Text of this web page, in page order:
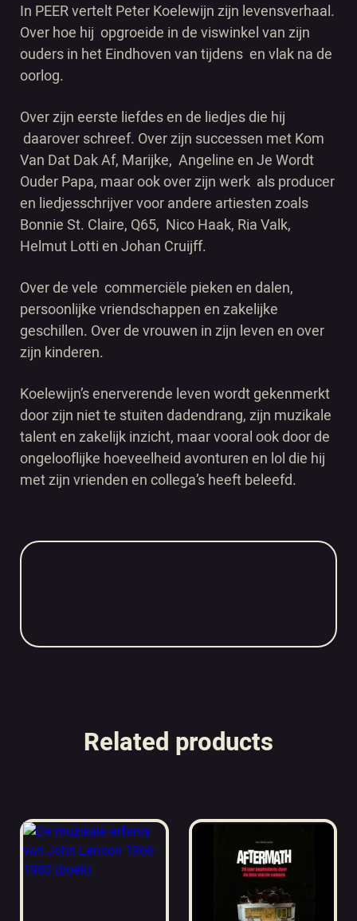
In PEER vertelt Peter Koelewijn zijn levensverhaal.
Over hoe hij opgroeide in de viswinkel van zijn
ouders in het Eindhoven van tijdens en vlak na de
oorlog.
Over zijn eerste liefdes en de liedjes die hij
daarover schreef. Over zijn successen met Kom
Van Dat Dak Af, Marijke, Angeline en Je Wordt
Ouder Papa, maar ook over zijn werk als producer
en liedjesschrijver voor andere artiesten zoals
Bonnie St. Claire, Q65, Nico Haak, Ria Valk,
Helmut Lotti en Johan Cruijff.
Over de vele commerciële pieken en dalen,
persoonlijke vriendschappen en zakelijke
geschillen. Over de vrouwen in zijn leven en over
zijn kinderen.
Koelewijn’s enerverende leven wordt gekenmerkt
door zijn niet te stuiten dadendrang, zijn muzikale
talent en zakelijk inzicht, maar vooral ook door de
ongelooflijke hoeveelheid avonturen en lol die hij
met zijn vrienden en collega’s heeft beleefd.
Related products